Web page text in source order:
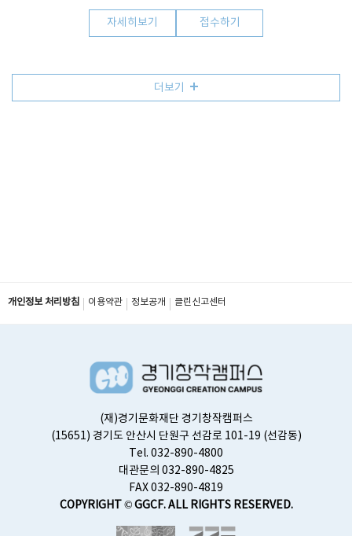
자세히보기 접수하기
더보기
개인정보 처리방침 이용약관 정보공개 클린신고센터
(재)경기문화재단 경기창작캠퍼스
(15651) 경기도 안산시 단원구 선감로 101-19 (선감동)
Tel. 032-890-4800
대관문의 032-890-4825
FAX 032-890-4819
COPYRIGHT © GGCF. ALL RIGHTS RESERVED.